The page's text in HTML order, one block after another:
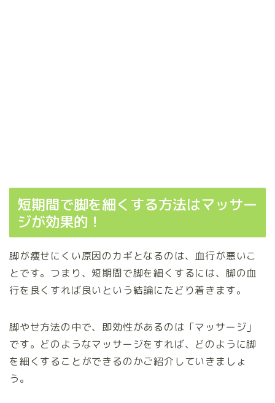
短期間で脚を細くする方法はマッサー
ジが効果的！
脚が痩せにくい原因のカギとなるのは、血行が悪いこ
とです。つまり、短期間で脚を細くするには、脚の血
行を良くすれば良いという結論にたどり着きます。
脚やせ方法の中で、即効性があるのは「マッサージ」
です。どのようなマッサージをすれば、どのように脚
を細くすることができるのかご紹介していきましょ
う。